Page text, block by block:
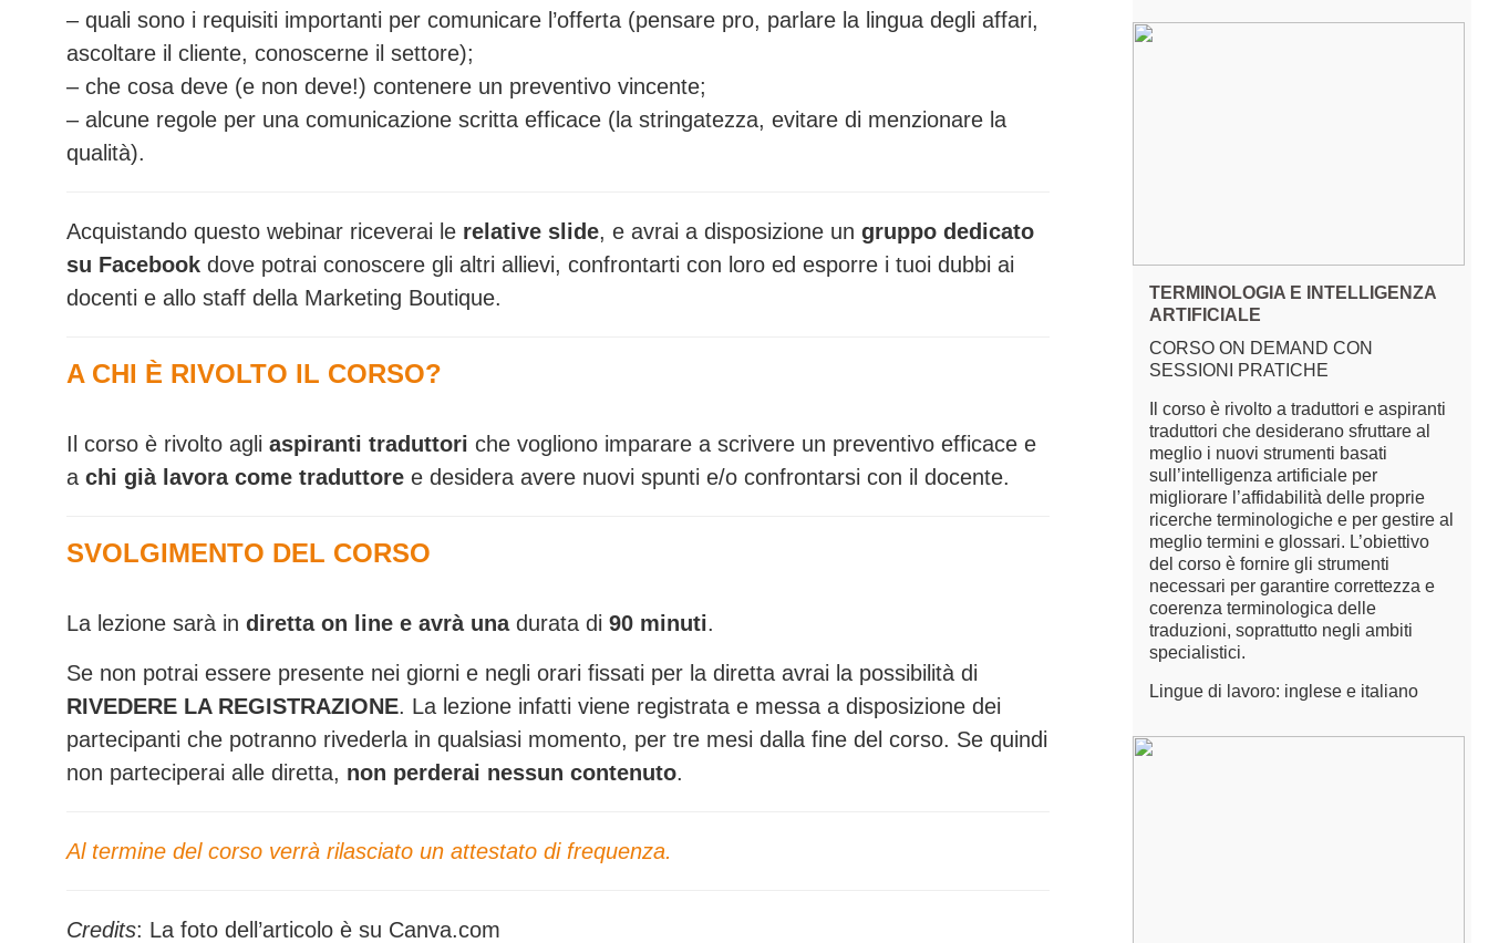
– quali sono i requisiti importanti per comunicare l’offerta (pensare pro, parlare la lingua degli affari,
ascoltare il cliente, conoscerne il settore);
– che cosa deve (e non deve!) contenere un preventivo vincente;
– alcune regole per una comunicazione scritta efficace (la stringatezza, evitare di menzionare la
qualità).
Acquistando questo webinar riceverai le relative slide, e avrai a disposizione un gruppo dedicato
su Facebook dove potrai conoscere gli altri allievi, confrontarti con loro ed esporre i tuoi dubbi ai
docenti e allo staff della Marketing Boutique.
A CHI È RIVOLTO IL CORSO?
Il corso è rivolto agli aspiranti traduttori che vogliono imparare a scrivere un preventivo efficace e
a chi già lavora come traduttore e desidera avere nuovi spunti e/o confrontarsi con il docente.
SVOLGIMENTO DEL CORSO
La lezione sarà in diretta on line e avrà una durata di 90 minuti.
Se non potrai essere presente nei giorni e negli orari fissati per la diretta avrai la possibilità di
RIVEDERE LA REGISTRAZIONE. La lezione infatti viene registrata e messa a disposizione dei
partecipanti che potranno rivederla in qualsiasi momento, per tre mesi dalla fine del corso. Se quindi
non parteciperai alle diretta, non perderai nessun contenuto.
Al termine del corso verrà rilasciato un attestato di frequenza.
Credits: La foto dell’articolo è su Canva.com
TERMINOLOGIA E INTELLIGENZA
ARTIFICIALE
CORSO ON DEMAND CON
SESSIONI PRATICHE
Il corso è rivolto a traduttori e aspiranti
traduttori che desiderano sfruttare al
meglio i nuovi strumenti basati
sull’intelligenza artificiale per
migliorare l’affidabilità delle proprie
ricerche terminologiche e per gestire al
meglio termini e glossari. L’obiettivo
del corso è fornire gli strumenti
necessari per garantire correttezza e
coerenza terminologica delle
traduzioni, soprattutto negli ambiti
specialistici.
Lingue di lavoro: inglese e italiano